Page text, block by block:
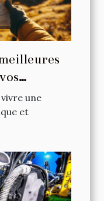
? une
et